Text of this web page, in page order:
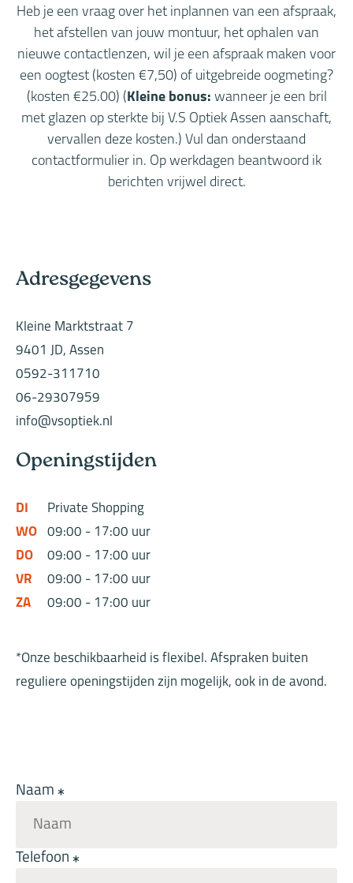
Heb je een vraag over het inplannen van een afspraak,
het afstellen van jouw montuur, het ophalen van
nieuwe contactlenzen, wil je een afspraak maken voor
een oogtest (kosten €7,50) of uitgebreide oogmeting?
(kosten €25.00) (Kleine bonus: wanneer je een bril
met glazen op sterkte bij V.S Optiek Assen aanschaft,
vervallen deze kosten.) Vul dan onderstaand
contactformulier in. Op werkdagen beantwoord ik
berichten vrijwel direct.
Adresgegevens
Kleine Marktstraat 7
9401 JD, Assen
0592-311710
06-29307959
info@vsoptiek.nl
Openingstijden
DI
Private Shopping
WO
09:00 - 17:00 uur
DO
09:00 - 17:00 uur
VR
09:00 - 17:00 uur
ZA
09:00 - 17:00 uur
*Onze beschikbaarheid is flexibel. Afspraken buiten
reguliere openingstijden zijn mogelijk, ook in de avond.
Naam
Telefoon